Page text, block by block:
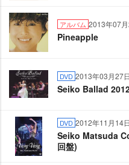
アルバム 2013年07
Pineapple
DVD 2013年03月27
Seiko Ballad
DVD 2012年11月14
Seiko Matsuda
回盤)